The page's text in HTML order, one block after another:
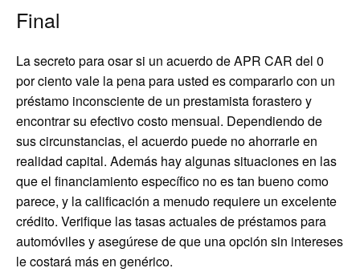
Final
La secreto para osar si un acuerdo de APR CAR del 0
por ciento vale la pena para usted es compararlo con un
préstamo inconsciente de un prestamista forastero y
encontrar su efectivo costo mensual. Dependiendo de
sus circunstancias, el acuerdo puede no ahorrarle en
realidad capital. Además hay algunas situaciones en las
que el financiamiento específico no es tan bueno como
parece, y la calificación a menudo requiere un excelente
crédito. Verifique las tasas actuales de préstamos para
automóviles y asegúrese de que una opción sin intereses
le costará más en genérico.